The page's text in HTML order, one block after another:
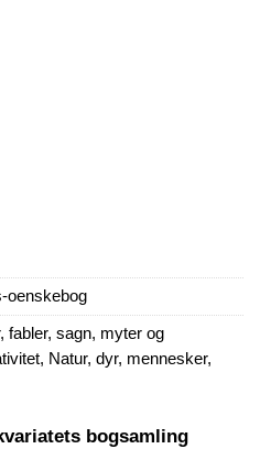
oenskebog
fabler, sagn, myter og
, Natur, dyr, mennesker,
bogsamling